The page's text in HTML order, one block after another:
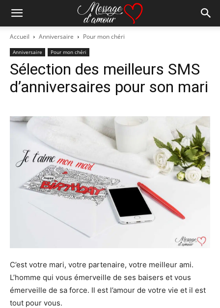
Accueil Anniversaire Pour mon chéri
Anniversaire Pour mon chéri
Sélection des meilleurs SMS
d’anniversaires pour son mari
C’est votre mari, votre partenaire, votre meilleur ami.
L’homme qui vous émerveille de ses baisers et vous
émerveille de sa force. Il est l’amour de votre vie et il est
tout pour vous.